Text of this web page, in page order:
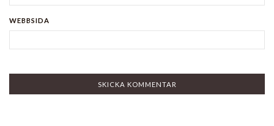
WEBBSIDA